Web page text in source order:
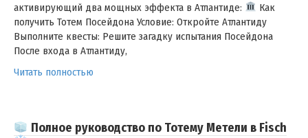
активирующий два мощных эффекта в Атлантиде:
Как
получить Тотем Посейдона Условие: Откройте Атлантиду
Выполните квесты: Решите загадку испытания Посейдона
После входа в Атлантиду,
Читать полностью
Полное руководство по Тотему Метели в Fisch